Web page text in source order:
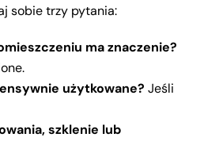
sobie trzy pytania:
ma znaczenie?
użytkowane? Jeśli
szklenie lub